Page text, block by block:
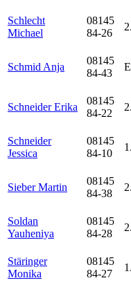
Schlecht
Michael
08145
84-26
Schmid Anja
08145
84-43
Schneider Erika
08145
84-22
Schneider
Jessica
08145
84-10
Sieber Martin
08145
84-38
Soldan
Yauheniya
08145
84-28
Stäringer
Monika
08145
84-27